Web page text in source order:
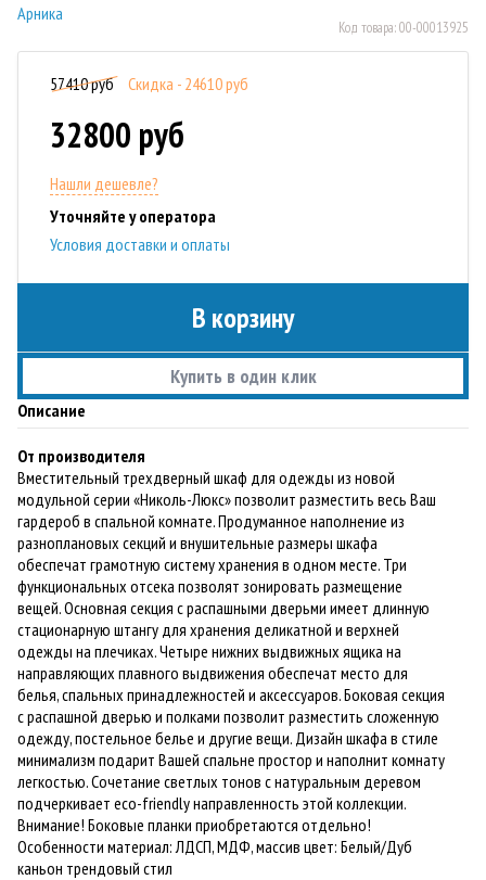
Арника
Код товара:00-00013925
57410 руб Скидка - 24610 руб
32800 руб
Нашли дешевле?
Уточняйте у оператора
Условия доставки и оплаты
В корзину
Купить в один клик
Описание
От производителя
Вместительный трехдверный шкаф для одежды из новой
модульной серии «Николь-Люкс» позволит разместить весь Ваш
гардероб в спальной комнате. Продуманное наполнение из
разноплановых секций и внушительные размеры шкафа
обеспечат грамотную систему хранения в одном месте. Три
функциональных отсека позволят зонировать размещение
вещей. Основная секция с распашными дверьми имеет длинную
стационарную штангу для хранения деликатной и верхней
одежды на плечиках. Четыре нижних выдвижных ящика на
направляющих плавного выдвижения обеспечат место для
белья, спальных принадлежностей и аксессуаров. Боковая секция
с распашной дверью и полками позволит разместить сложенную
одежду, постельное белье и другие вещи. Дизайн шкафа в стиле
минимализм подарит Вашей спальне простор и наполнит комнату
легкостью. Сочетание светлых тонов с натуральным деревом
подчеркивает eco-friendly направленность этой коллекции.
Внимание! Боковые планки приобретаются отдельно!
Особенности материал: ЛДСП, МДФ, массив цвет: Белый/Дуб
каньон трендовый стил